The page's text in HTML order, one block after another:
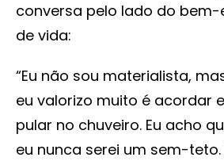
conversa pelo lado do
de vida:
“Eu não sou materialista,
eu valorizo muito é acordar
pular no chuveiro. Eu acho
eu nunca serei um sem-